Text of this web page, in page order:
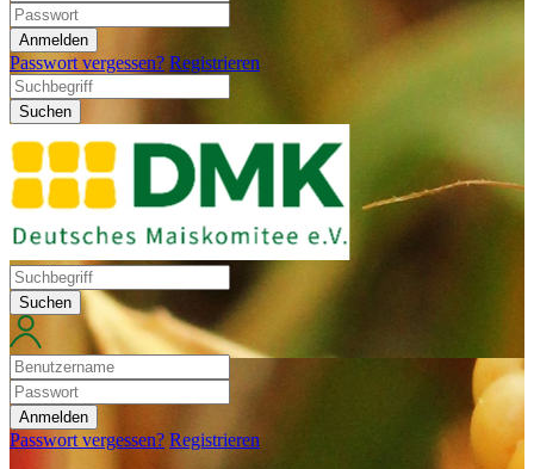
Anmelden
Passwort vergessen? Registrieren
Suchen
Suchen
Anmelden
Passwort vergessen? Registrieren